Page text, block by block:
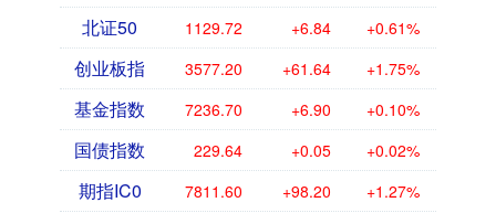
北证50 1129.72 +6.84 +0.61%
创业板指 3577.20 +61.64 +1.75%
基金指数 7236.70 +6.90 +0.10%
国债指数 229.64 +0.05 +0.02%
期指IC0 7811.60 +98.20 +1.27%